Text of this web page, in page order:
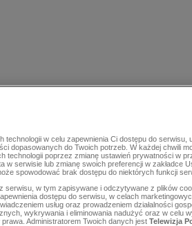
technologii w celu zapewnienia Ci dostępu do serwisu,
dopasowanych do Twoich potrzeb. W każdej chwili
technologii poprzez zmianę ustawień prywatności w
w serwisie lub zmianę swoich preferencji w zakładce
spowodować brak dostępu do niektórych funkcji
serwisu, w tym zapisywane i odczytywane z plików
dostępu do serwisu, w celach
usług oraz prowadzeniem działalności
wykrywania i eliminowania nadużyć oraz w celu
Administratorem Twoich danych jest Telewizja